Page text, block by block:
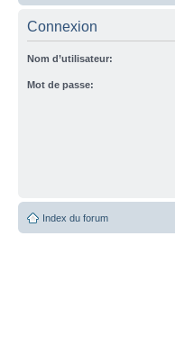
Connexion
Nom d’utilisateur:
Mot de passe:
Index du forum